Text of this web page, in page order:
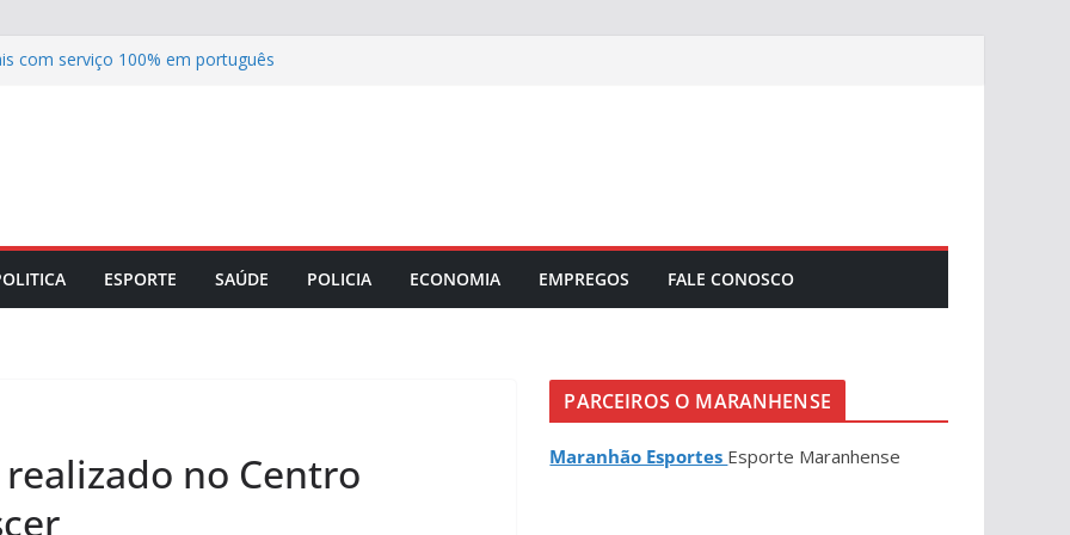
com serviço 100% em português
em Imperatriz (MA)
civil: Equatorial Maranhão reforça
se orientar na hora de comprar um
ESPORTE SAÚDE POLICIA ECONOMIA EMPREGOS FALE CONOSCO
no Centro
PARCEIROS O MARANHENSE
Maranhão Esportes Esporte Maranhense